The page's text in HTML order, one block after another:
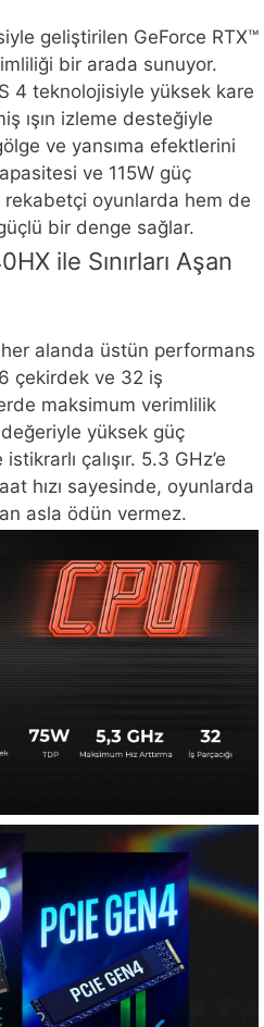
geliştirilen GeForce RTX™
bir arada sunuyor.
4 teknolojisiyle yüksek kare
ışın izleme desteğiyle
ve yansıma efektlerini
ve 115W güç
rekabetçi oyunlarda hem de
bir denge sağlar.
ile Sınırları Aşan
alanda üstün performans
çekirdek ve 32 iş
maksimum verimlilik
yüksek güç
çalışır. 5.3 GHz’e
hızı sayesinde, oyunlarda
asla ödün vermez.